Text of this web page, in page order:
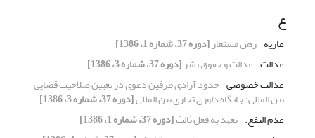
ع
عاریه رهن مستعار[دوره 37، شماره 1، 1386]
عدالت عدالت و حقوق بشر[دوره 37، شماره 3، 1386]
عدالت خصوصی حدود آزادی طرفین دعوی در تعیین صلاحیت قضایی
بین المللی: جایگاه داوری تجاری بین المللی[دوره 37، شماره 3، 1386]
عدم النفع. تعهد به فعل ثالث[دوره 37، شماره 1، 1386]